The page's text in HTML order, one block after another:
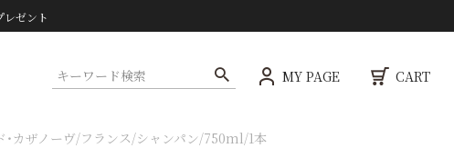
ゼント
MY PAGE CART
ド・カザノーヴ/フランス/シャンパン/750ml/1本